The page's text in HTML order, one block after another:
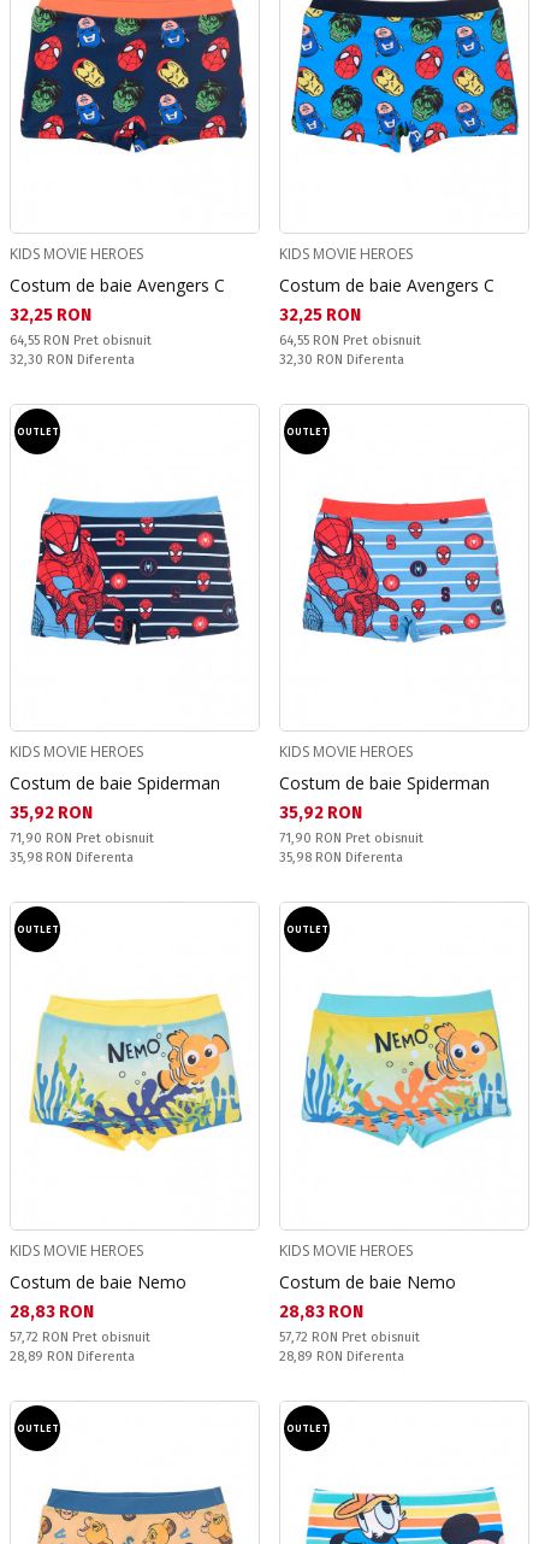
KIDS MOVIE HEROES
Costum de baie Avengers C
Текуща цена:
32,25 RON
Pret obisnuit:
64,55 RON Pret obisnuit
Спестявате:
32,30 RON Diferenta
KIDS MOVIE HEROES
Costum de baie Avengers C
Текуща цена:
32,25 RON
Pret obisnuit:
64,55 RON Pret obisnuit
Спестявате:
32,30 RON Diferenta
OUTLET
KIDS MOVIE HEROES
Costum de baie Spiderman
Текуща цена:
35,92 RON
Pret obisnuit:
71,90 RON Pret obisnuit
Спестявате:
35,98 RON Diferenta
OUTLET
KIDS MOVIE HEROES
Costum de baie Spiderman
Текуща цена:
35,92 RON
Pret obisnuit:
71,90 RON Pret obisnuit
Спестявате:
35,98 RON Diferenta
OUTLET
KIDS MOVIE HEROES
Costum de baie Nemo
Текуща цена:
28,83 RON
Pret obisnuit:
57,72 RON Pret obisnuit
Спестявате:
28,89 RON Diferenta
OUTLET
KIDS MOVIE HEROES
Costum de baie Nemo
Текуща цена:
28,83 RON
Pret obisnuit:
57,72 RON Pret obisnuit
Спестявате:
28,89 RON Diferenta
OUTLET OUTLET